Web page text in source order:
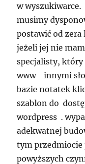
w wyszukiwarce.
musimy
postawić od
jeżeli jej nie
specjalisty,
www innymi
bazie notatek
szablon do
wordpress .
adekwatnej
tym przedmiocie
powyższych